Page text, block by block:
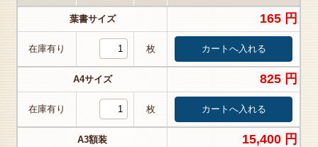
葉書サイズ 165 円
在庫有り 枚
A4サイズ 825 円
在庫有り 枚
A3額装 15,400 円